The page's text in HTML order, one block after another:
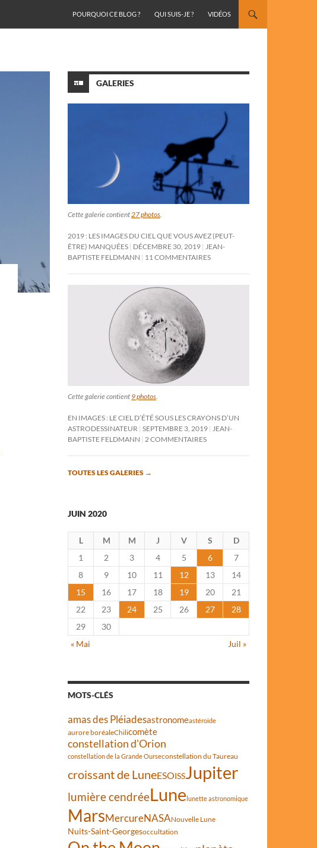
POURQUOI CE BLOG ?
QUI SUIS-JE ? VIDÉOS
GALERIES
Cette galerie contient27 photos.
2019 : LES IMAGES DU CIEL QUE VOUS AVEZ (PEUT-
ÊTRE) MANQUÉES DÉCEMBRE 30, 2019 JEAN-
BAPTISTE FELDMANN
11 COMMENTAIRES
Cette galerie contient 9 photos
EN IMAGES : LE CIEL D’ÉTÉ SOUS LES CRAYONS D’UN
ASTRODESSINATEUR SEPTEMBRE 3, 2019
JEAN-
BAPTISTE FELDMANN
2 COMMENTAIRES
TOUTES LES GALERIES →
JUIN 2020
L M M J V S
D
1
2 3 4 5 6
7
8
9 10 11 12 13
14
15
16 17 18 19 20
21
22
23 24 25 26 27
28
29
30
« Mai
Juil »
MOTS-CLÉS
amas des Pléiadesastronomeastéroïde
aurore boréaleChilicomète
constellation d'Orion
constellation de la Grande Ourseconstellation du Taureau
croissant de LuneESOISSJupiter
lumière cendréeLunelunette astronomique
MarsMercureNASANouvelle Lune
Nuits-Saint-Georgesoccultation